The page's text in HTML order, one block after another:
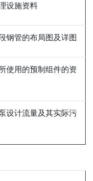
设施资料
钢管的布局图及详图
使用的预制组件的资
设计流量及其实际污